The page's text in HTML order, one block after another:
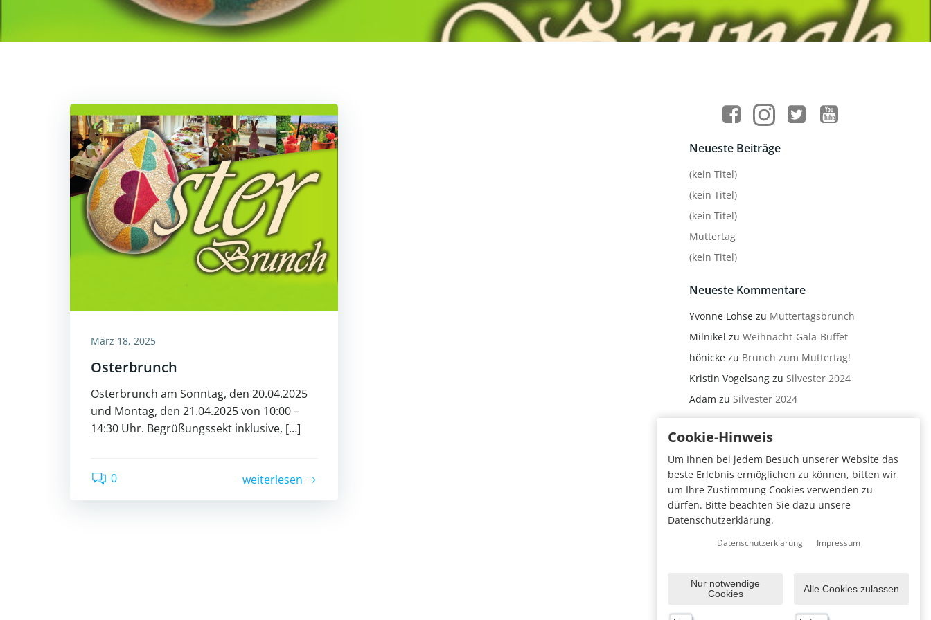
März 18, 2025
Osterbrunch
Osterbrunch am Sonntag, den 20.04.2025
und Montag, den 21.04.2025 von 10:00 –
14:30 Uhr. Begrüßungssekt inklusive, […]
0 weiterlesen
Neueste Beiträge
(kein Titel)
(kein Titel)
(kein Titel)
Muttertag
(kein Titel)
Neueste Kommentare
Yvonne Lohse zu Muttertagsbrunch
Milnikel zu Weihnacht-Gala-Buffet
hönicke zu Brunch zum Muttertag!
Kristin Vogelsang zu Silvester 2024
Adam zu Silvester 2024
Search
Cookie-Hinweis
Um Ihnen bei jedem Besuch unserer Website das
beste Erlebnis ermöglichen zu können, bitten wir
um Ihre Zustimmung Cookies verwenden zu
dürfen. Bitte beachten Sie dazu unsere
Datenschutzerklärung.
Datenschutzerklärung Impressum
Nur notwendige
Cookies
Alle Cookies zulassen